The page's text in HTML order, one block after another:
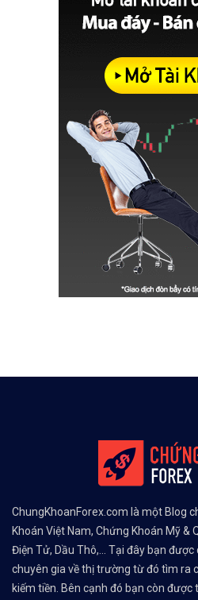
ChungKhoanForex.com là một Blog
Khoán Việt Nam, Chứng Khoán Mỹ &
Điện Tử, Dầu Thô,... Tại đây bạn
chuyên gia về thị trường từ đó tìm ra
kiếm tiền. Bên cạnh đó bạn còn